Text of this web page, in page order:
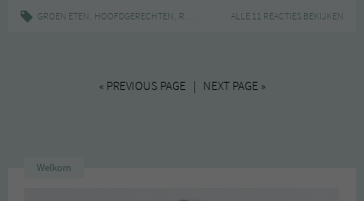
van
GROEN ETEN, HOOFDGERECHTEN, RECEPT INDISCH,PLANTAARDIG,RECEPT
ALLE 11 REACTIES BEKIJKEN
« PREVIOUS PAGE | NEXT PAGE »
Welkom